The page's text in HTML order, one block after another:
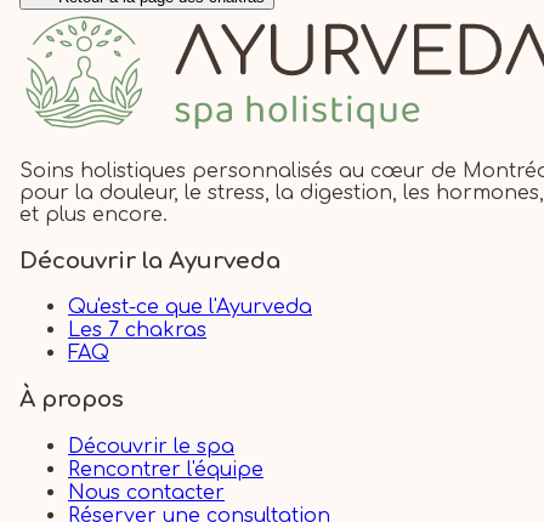
Soins holistiques personnalisés au cœur de
pour la douleur, le stress, la digestion, les hormones,
et plus encore.
Découvrir la Ayurveda
Qu'est-ce que l'Ayurveda
Les 7 chakras
FAQ
À propos
Découvrir le spa
Rencontrer l'équipe
Nous contacter
Réserver une consultation